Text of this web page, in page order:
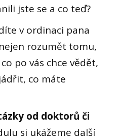
jste se a co teď?
v ordinaci pana
rozumět tomu,
po vás chce vědět,
co máte
od doktorů či
si ukážeme další